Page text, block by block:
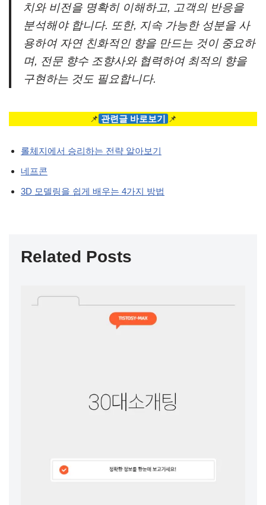
치와 비전을 명확히 이해하고, 고객의 반응을
분석해야 합니다. 또한, 지속 가능한 성분을 사
용하여 자연 친화적인 향을 만드는 것이 중요하
며, 전문 향수 조향사와 협력하여 최적의 향을
구현하는 것도 필요합니다.
📌 관련글 바로보기 📌
롤체지에서 승리하는 전략 알아보기
네프콘
3D 모델링을 쉽게 배우는 4가지 방법
Related Posts